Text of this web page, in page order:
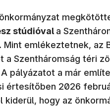
stúdióval a
. Mint emlékeztetnek, az
a Szentháromság téri
pályázatot a már
értesítőben 2026
kiderül, hogy az